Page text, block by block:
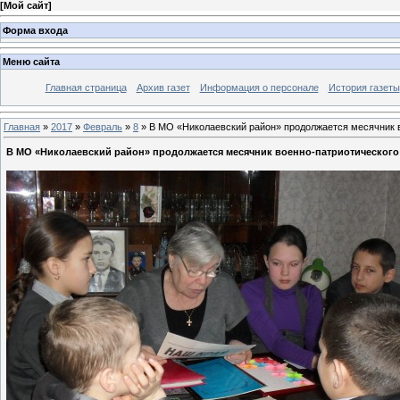
[Мой сайт]
Форма входа
Меню сайта
Главная страница Архив газет Информация о персонале История газеты
Главная » 2017 » Февраль » 8 » В МО «Николаевский район» продолжается месячник
В МО «Николаевский район» продолжается месячник военно-